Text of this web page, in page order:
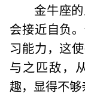
金牛座
会接近自负
习能力，这
与之匹敌，
趣，显得不够